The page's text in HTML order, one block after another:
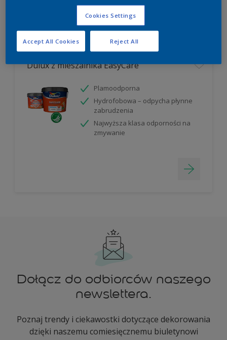
Filter
Dulux z mieszalnika EasyCare
Plamoodporna
Hydrofobowa – odpycha płynne
zabrudzenia
Najwyższa klasa odporności na
zmywanie
Dołącz do odbiorców naszego
newslettera.
Poznaj trendy i ciekawostki dotyczące dekorowania
dzięki naszemu comiesięcznemu biuletynowi
Cookies Settings
Reject All
Accept All Cookies